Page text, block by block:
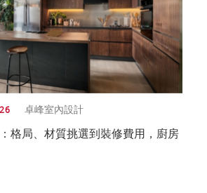
卓峰室內設計
格局、材質挑選到裝修費用，廚房